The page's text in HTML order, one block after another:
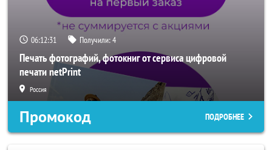
06:12:29 Получили:4
Печать фотографий, фотокниг от сервиса цифровой
печати netPrint
Россия
Промокод ПОДРОБНЕЕ